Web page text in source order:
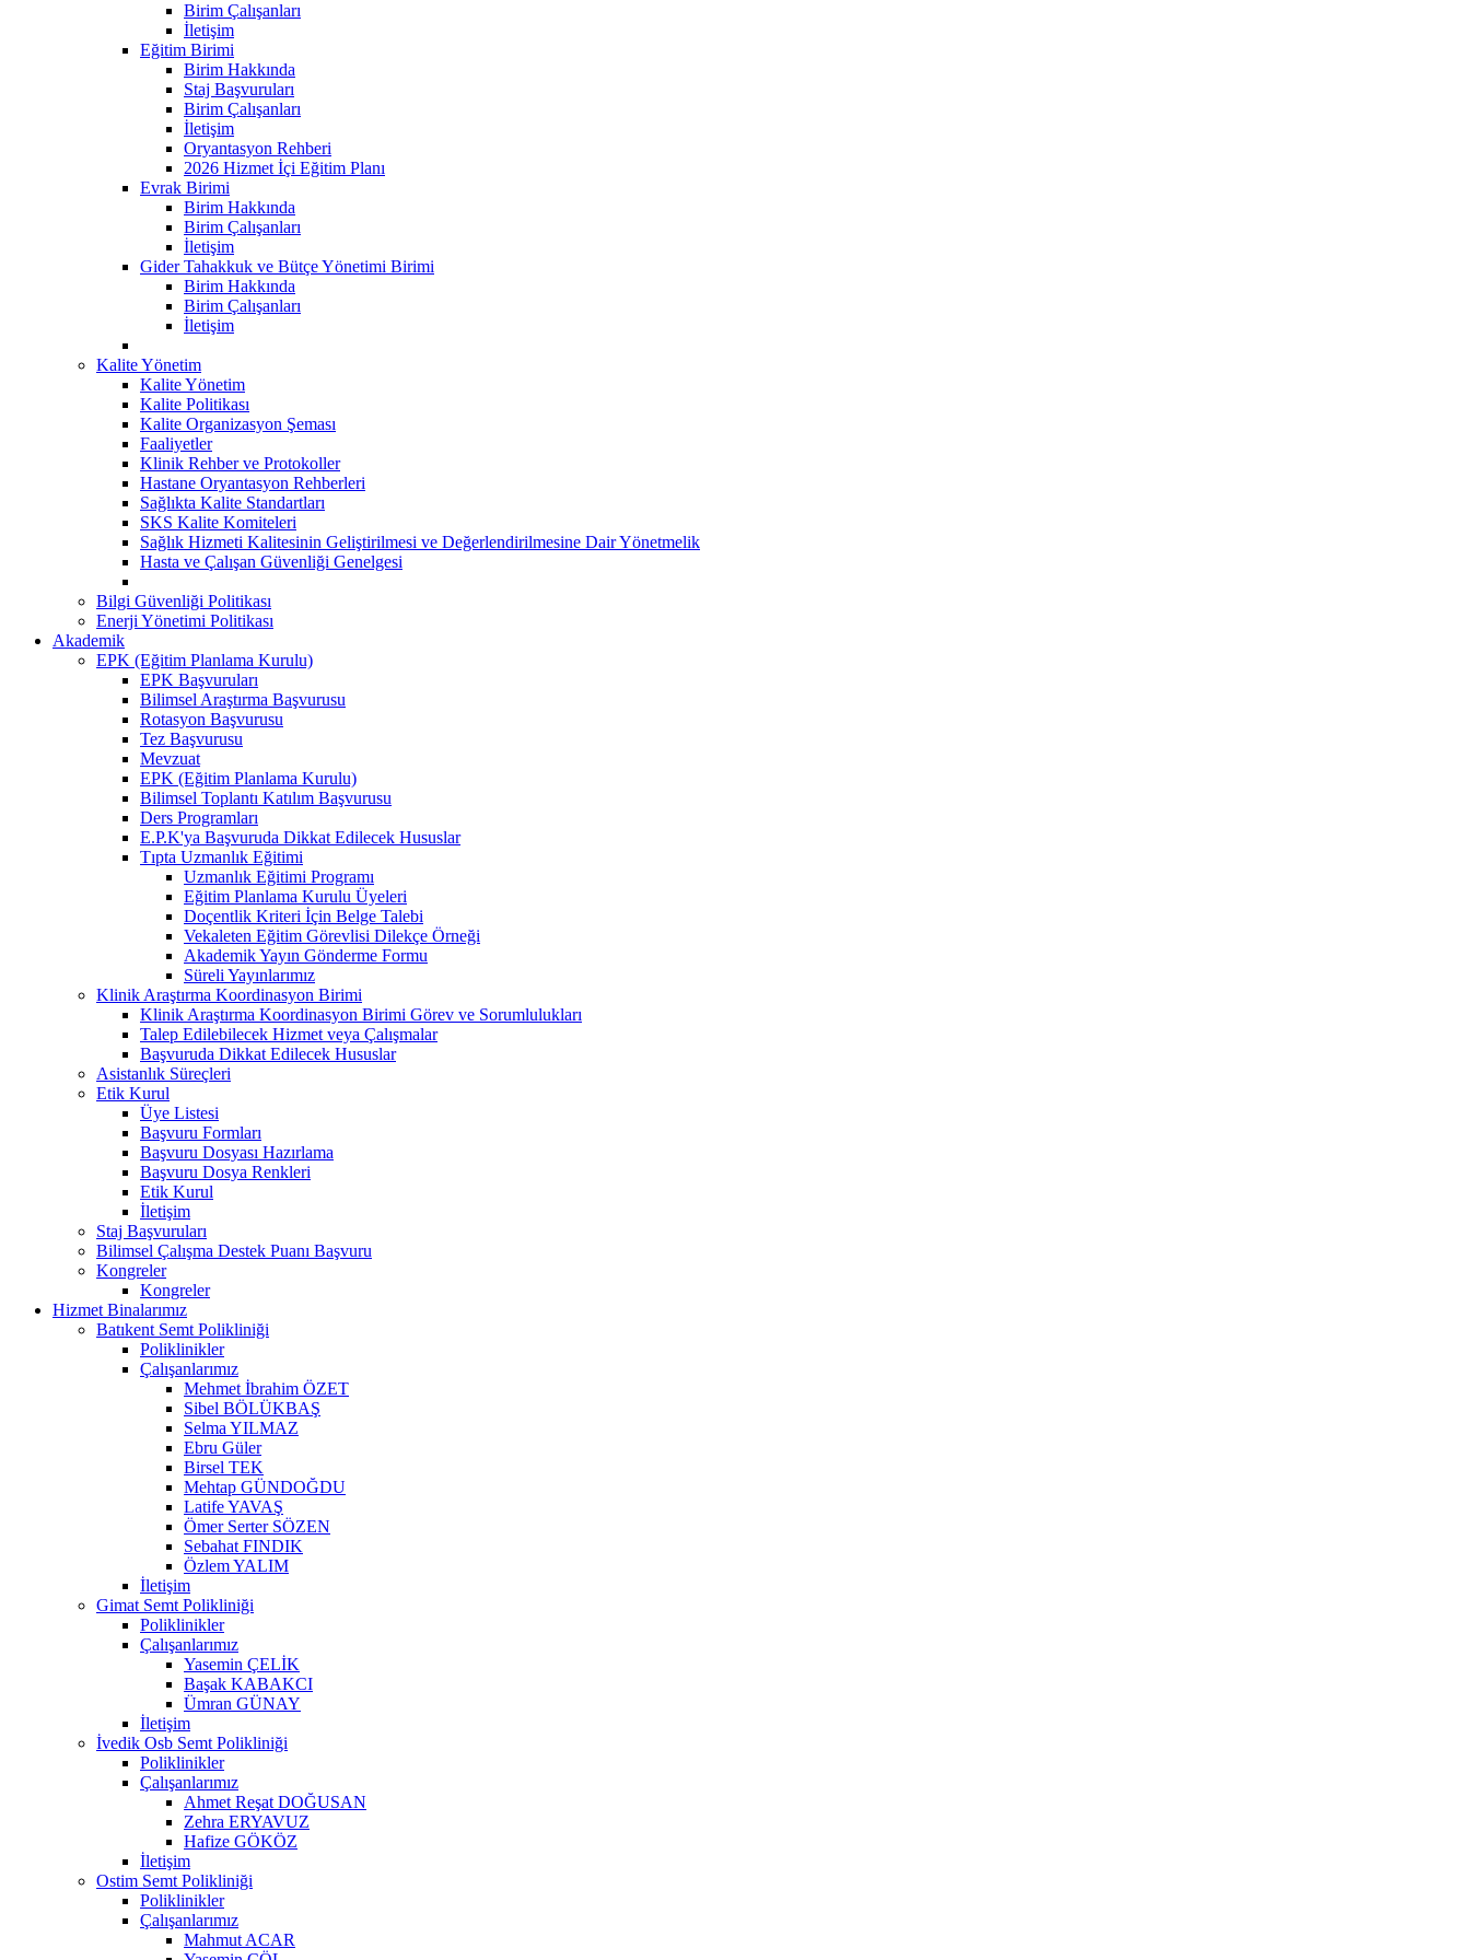
Birim Çalışanları
İletişim
Eğitim Birimi
Birim Hakkında
Staj Başvuruları
Birim Çalışanları
İletişim
Oryantasyon Rehberi
2026 Hizmet İçi Eğitim Planı
Evrak Birimi
Birim Hakkında
Birim Çalışanları
İletişim
Gider Tahakkuk ve Bütçe Yönetimi Birimi
Birim Hakkında
Birim Çalışanları
İletişim
Kalite Yönetim
Kalite Yönetim
Kalite Politikası
Kalite Organizasyon Şeması
Faaliyetler
Klinik Rehber ve Protokoller
Hastane Oryantasyon Rehberleri
Sağlıkta Kalite Standartları
SKS Kalite Komiteleri
Sağlık Hizmeti Kalitesinin Geliştirilmesi ve Değerlendirilmesine Dair Yönetmelik
Hasta ve Çalışan Güvenliği Genelgesi
Bilgi Güvenliği Politikası
Enerji Yönetimi Politikası
Akademik
EPK (Eğitim Planlama Kurulu)
EPK Başvuruları
Bilimsel Araştırma Başvurusu
Rotasyon Başvurusu
Tez Başvurusu
Mevzuat
EPK (Eğitim Planlama Kurulu)
Bilimsel Toplantı Katılım Başvurusu
Ders Programları
E.P.K'ya Başvuruda Dikkat Edilecek Hususlar
Tıpta Uzmanlık Eğitimi
Uzmanlık Eğitimi Programı
Eğitim Planlama Kurulu Üyeleri
Doçentlik Kriteri İçin Belge Talebi
Vekaleten Eğitim Görevlisi Dilekçe Örneği
Akademik Yayın Gönderme Formu
Süreli Yayınlarımız
Klinik Araştırma Koordinasyon Birimi
Klinik Araştırma Koordinasyon Birimi Görev ve Sorumlulukları
Talep Edilebilecek Hizmet veya Çalışmalar
Başvuruda Dikkat Edilecek Hususlar
Asistanlık Süreçleri
Etik Kurul
Üye Listesi
Başvuru Formları
Başvuru Dosyası Hazırlama
Başvuru Dosya Renkleri
Etik Kurul
İletişim
Staj Başvuruları
Bilimsel Çalışma Destek Puanı Başvuru
Kongreler
Kongreler
Hizmet Binalarımız
Batıkent Semt Polikliniği
Poliklinikler
Çalışanlarımız
Mehmet İbrahim ÖZET
Sibel BÖLÜKBAŞ
Selma YILMAZ
Ebru Güler
Birsel TEK
Mehtap GÜNDOĞDU
Latife YAVAŞ
Ömer Serter SÖZEN
Sebahat FINDIK
Özlem YALIM
İletişim
Gimat Semt Polikliniği
Poliklinikler
Çalışanlarımız
Yasemin ÇELİK
Başak KABAKCI
Ümran GÜNAY
İletişim
İvedik Osb Semt Polikliniği
Poliklinikler
Çalışanlarımız
Ahmet Reşat DOĞUSAN
Zehra ERYAVUZ
Hafize GÖKÖZ
İletişim
Ostim Semt Polikliniği
Poliklinikler
Çalışanlarımız
Mahmut ACAR